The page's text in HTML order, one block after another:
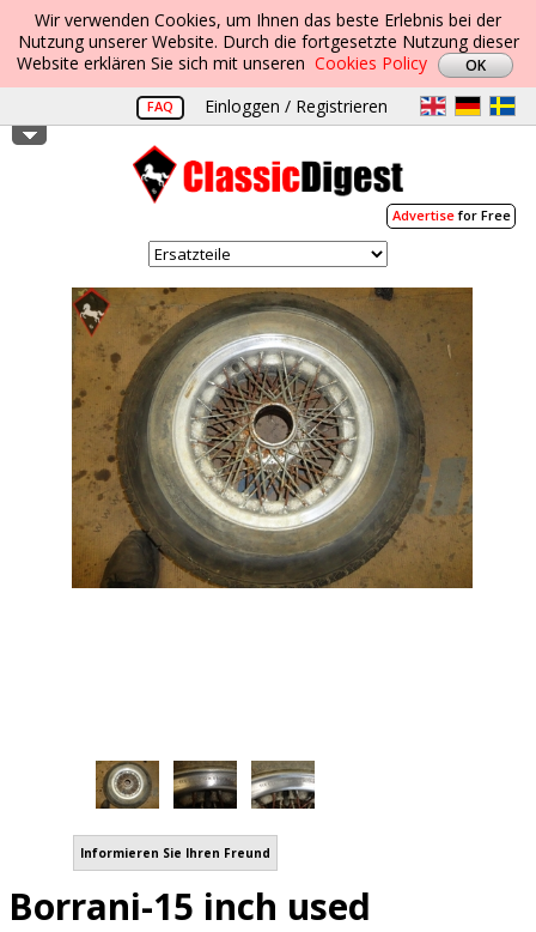
Wir verwenden Cookies, um Ihnen das beste Erlebnis bei der
Nutzung unserer Website. Durch die fortgesetzte Nutzung dieser
Website erklären Sie sich mit unseren Cookies Policy
FAQ Einloggen / Registrieren
Advertisefor Free
Informieren Sie Ihren Freund
Borrani-15 inch used